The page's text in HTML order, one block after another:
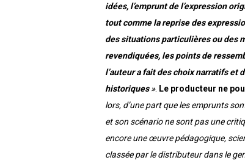
idées, l’emprunt de l’expression
tout comme la reprise des
des situations particulières ou des
revendiquées, les points de
l’auteur a fait des choix narratifs
historiques ». Le producteur ne
lors, d’une part que les emprunts
et son scénario ne sont pas une
encore une œuvre pédagogique,
classée par le distributeur dans le